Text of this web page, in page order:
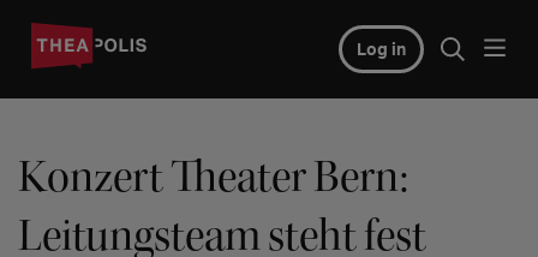
Log in
Konzert Theater Bern:
Leitungsteam steht fest